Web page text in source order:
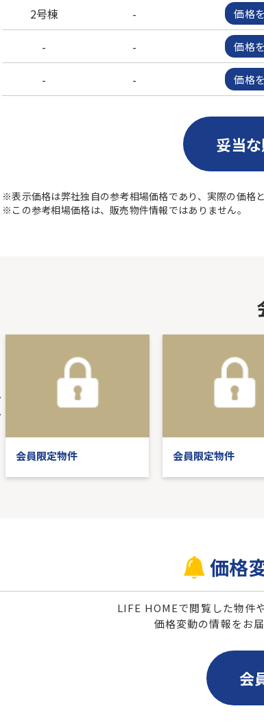
2号棟
- 価格
-
- 価格
-
- 価格
妥当
※表示価格は弊社独自の参考相場価格であり、実際の価格と
※この参考相場価格は、販売物件情報ではありません。
会員限定物件 会員限定物件
価格
LIFE HOMEで閲覧した物件
価格変動の情報をお
会